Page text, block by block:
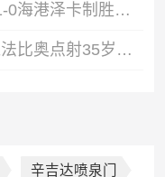
换帅后开门红！十人泰山1-0海港泽卡制胜于金永扑点海港三球被吹
近三轮首胜！国安2-1浙江法比奥点射35岁张稀哲制胜王钰栋送助攻
辛吉达喷泉门